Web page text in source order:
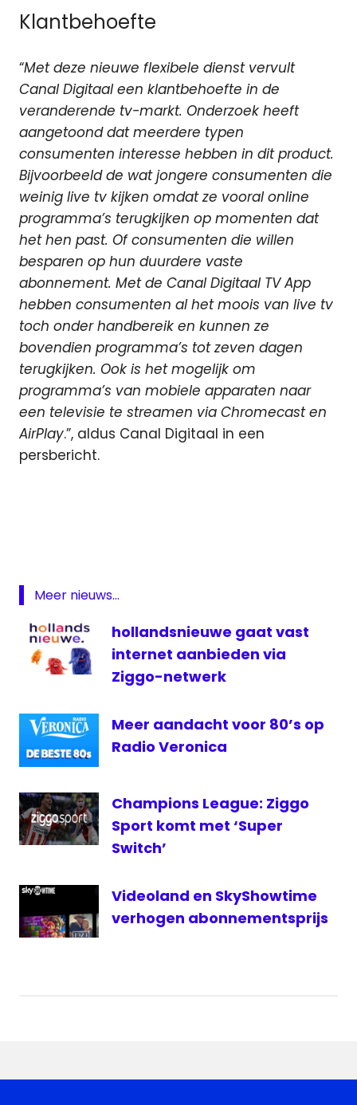
Klantbehoefte
“Met deze nieuwe flexibele dienst vervult
Canal Digitaal een klantbehoefte in de
veranderende tv-markt. Onderzoek heeft
aangetoond dat meerdere typen
consumenten interesse hebben in dit product.
Bijvoorbeeld de wat jongere consumenten die
weinig live tv kijken omdat ze vooral online
programma’s terugkijken op momenten dat
het hen past. Of consumenten die willen
besparen op hun duurdere vaste
abonnement. Met de Canal Digitaal TV App
hebben consumenten al het moois van live tv
toch onder handbereik en kunnen ze
bovendien programma’s tot zeven dagen
terugkijken. Ook is het mogelijk om
programma’s van mobiele apparaten naar
een televisie te streamen via Chromecast en
AirPlay.”, aldus Canal Digitaal in een
persbericht.
Fox
online
smartcard
Meer nieuws...
hollandsnieuwe gaat vast
internet aanbieden via
Ziggo-netwerk
Meer aandacht voor 80’s op
Radio Veronica
Champions League: Ziggo
Sport komt met ‘Super
Switch’
Videoland en SkyShowtime
verhogen abonnementsprijs